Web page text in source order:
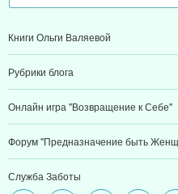
Книги Ольги Валяевой
Рубрики блога
Онлайн игра "Возвращение к Себе"
Форум "Предназначение быть
Служба Заботы